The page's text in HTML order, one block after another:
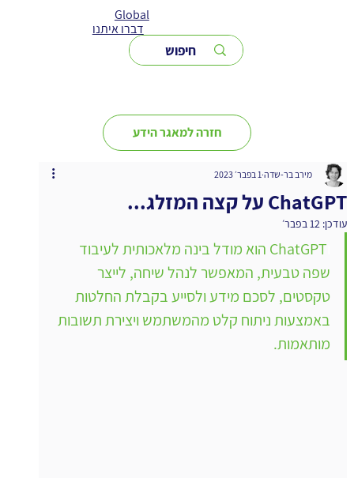
Global
דברו איתנו
חזרה למאגר הידע
ChatGPT על קצה המזלג...
מירב בר-שדה 1 בפבר׳ 2023
עודכן: 12 בפבר׳
ChatGPT הוא מודל בינה מלאכותית לעיבוד
שפה טבעית, המאפשר לנהל שיחה, לייצר
טקסטים, לסכם מידע ולסייע בקבלת החלטות
באמצעות ניתוח קלט מהמשתמש ויצירת תשובות
מותאמות.